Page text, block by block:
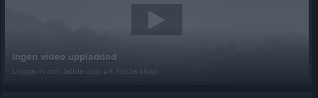
Ingen video uppladdad
Logga in och ladda upp ert första klipp